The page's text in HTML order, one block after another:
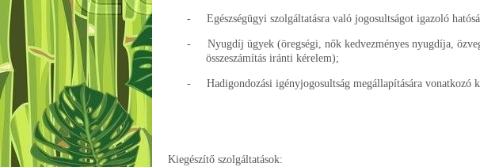
- Egészségügyi szolgáltatásra való jogosultságot igazoló
-
Nyugdíj ügyek (öregségi, nők kedvezményes nyugdíja,
összeszámítás iránti kérelem);
- Hadigondozási igényjogosultság megállapítására vonatkozó
Kiegészítő szolgáltatások: